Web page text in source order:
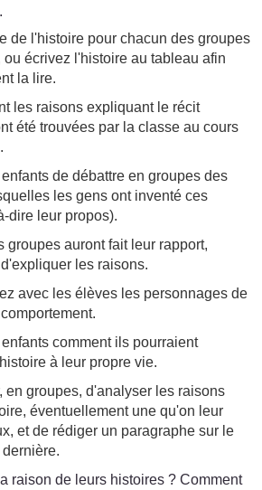
de l'histoire pour chacun des groupes
ou écrivez l'histoire au tableau afin
la lire.
les raisons expliquant le récit
été trouvées par la classe au cours
de débattre en groupes des
les gens ont inventé ces
dire leur propos).
groupes auront fait leur rapport,
les raisons.
avec les élèves les personnages de
comment ils pourraient
à leur propre vie.
en groupes, d'analyser les raisons
éventuellement une qu'on leur
et de rédiger un paragraphe sur le
raison de leurs histoires ? Comment